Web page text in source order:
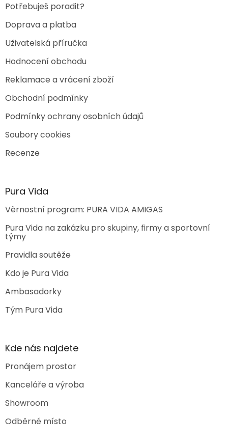
Potřebuješ poradit?
Doprava a platba
Uživatelská příručka
Hodnocení obchodu
Reklamace a vrácení zboží
Obchodní podmínky
Podmínky ochrany osobních údajů
Soubory cookies
Recenze
Pura Vida
Věrnostní program: PURA VIDA AMIGAS
Pura Vida na zakázku pro skupiny, firmy a sportovní
týmy
Pravidla soutěže
Kdo je Pura Vida
Ambasadorky
Tým Pura Vida
Kde nás najdete
Pronájem prostor
Kanceláře a výroba
Showroom
Odběrné místo